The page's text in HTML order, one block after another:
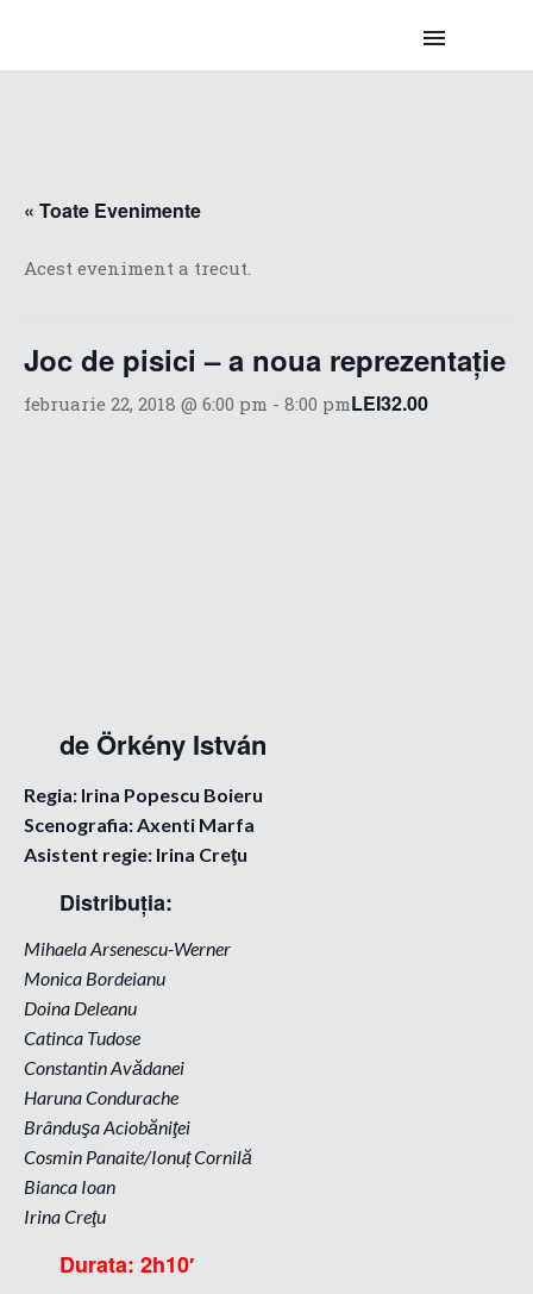
« Toate Evenimente
Acest eveniment a trecut.
Joc de pisici – a noua reprezentație
februarie 22, 2018 @ 6:00 pm - 8:00 pmLEI32.00
de Örkény István
Regia: Irina Popescu Boieru
Scenografia: Axenti Marfa
Asistent regie: Irina Creţu
Distribuţia:
Mihaela Arsenescu-Werner
Monica Bordeianu
Doina Deleanu
Catinca Tudose
Constantin Avădanei
Haruna Condurache
Brânduşa Aciobăniţei
Cosmin Panaite/Ionuț Cornilă
Bianca Ioan
Irina Creţu
Durata: 2h10′